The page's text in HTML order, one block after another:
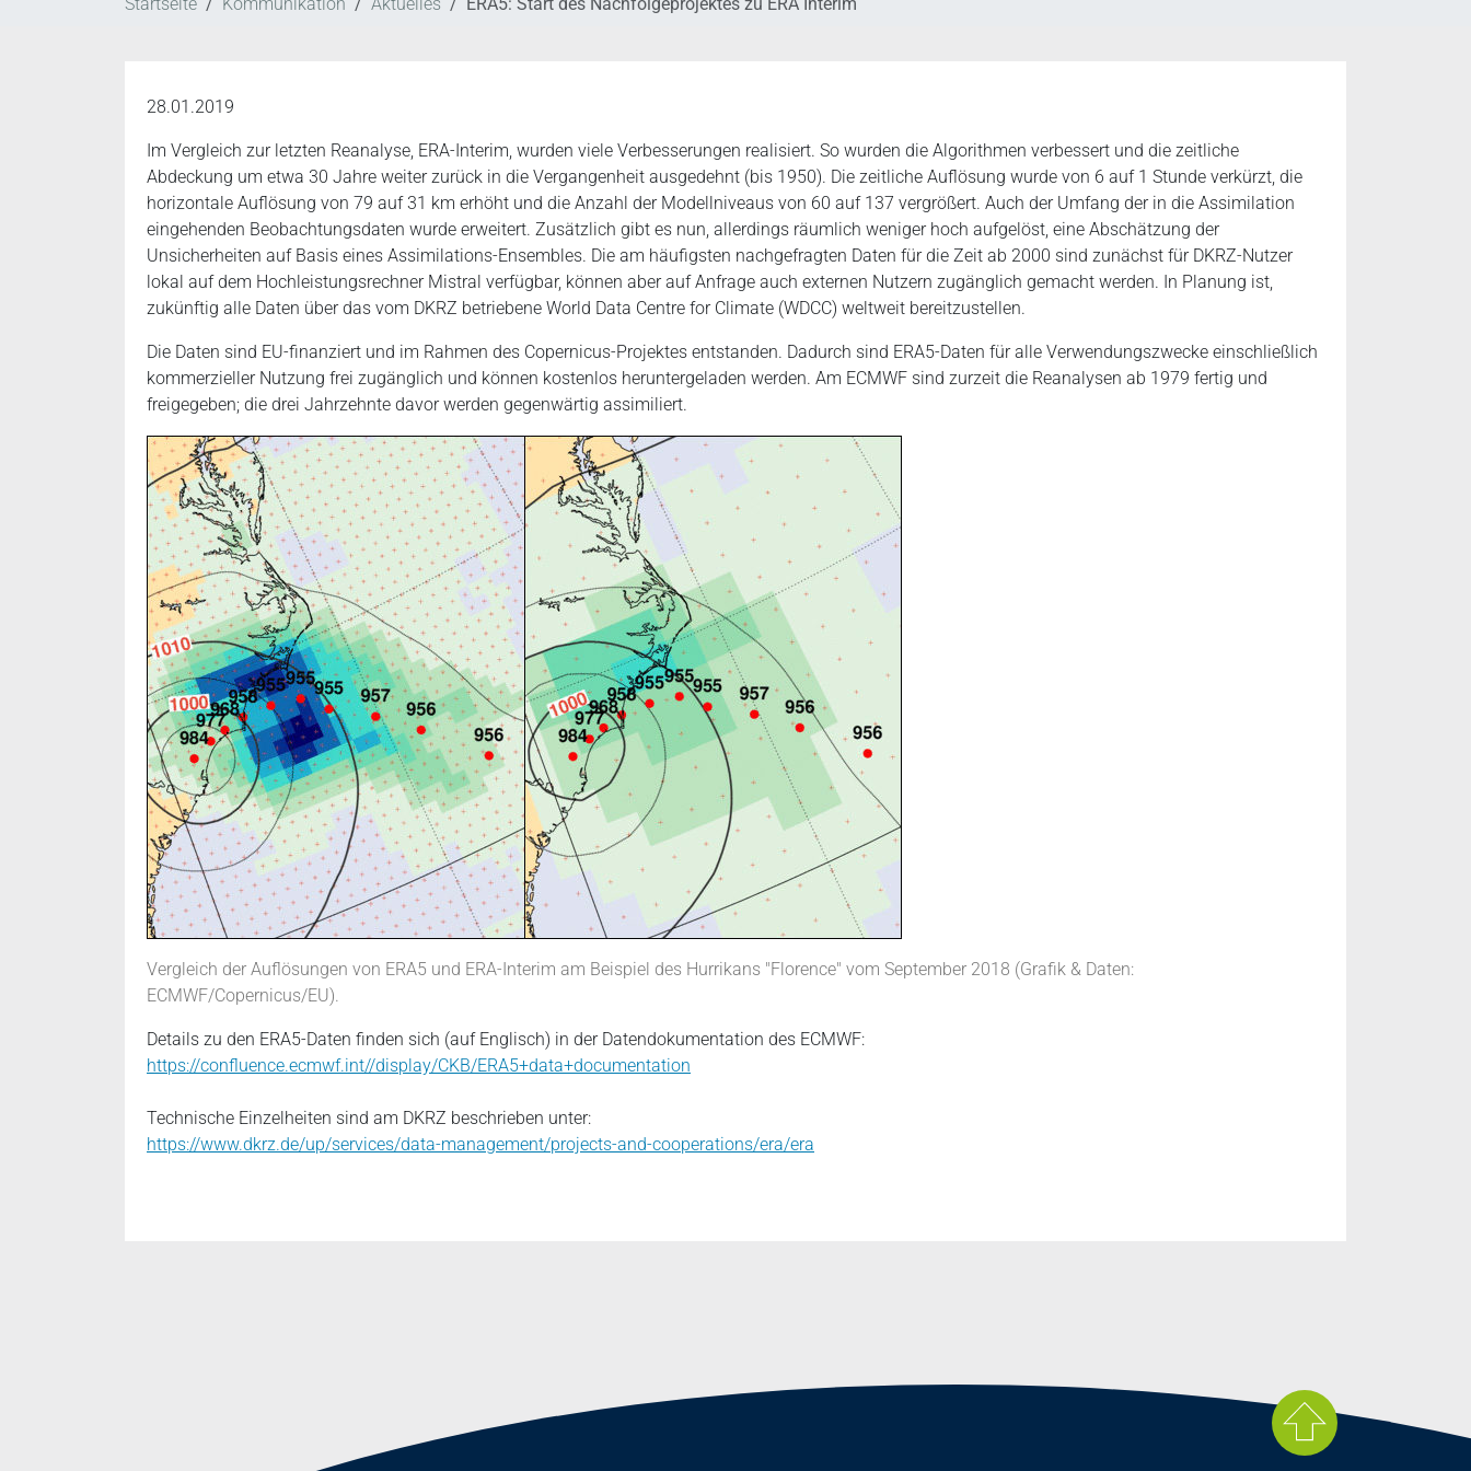
28.01.2019
Im Vergleich zur letzten Reanalyse, ERA-Interim, wurden viele Verbesserungen realisiert. So wurden die Algorithmen verbessert und die zeitliche
Abdeckung um etwa 30 Jahre weiter zurück in die Vergangenheit ausgedehnt (bis 1950). Die zeitliche Auflösung wurde von 6 auf 1 Stunde verkürzt, die
horizontale Auflösung von 79 auf 31 km erhöht und die Anzahl der Modellniveaus von 60 auf 137 vergrößert. Auch der Umfang der in die Assimilation
eingehenden Beobachtungsdaten wurde erweitert. Zusätzlich gibt es nun, allerdings räumlich weniger hoch aufgelöst, eine Abschätzung der
Unsicherheiten auf Basis eines Assimilations-Ensembles. Die am häufigsten nachgefragten Daten für die Zeit ab 2000 sind zunächst für DKRZ-Nutzer
lokal auf dem Hochleistungsrechner Mistral verfügbar, können aber auf Anfrage auch externen Nutzern zugänglich gemacht werden. In Planung ist,
zukünftig alle Daten über das vom DKRZ betriebene World Data Centre for Climate (WDCC) weltweit bereitzustellen.
Die Daten sind EU-finanziert und im Rahmen des Copernicus-Projektes entstanden. Dadurch sind ERA5-Daten für alle Verwendungszwecke einschließlich
kommerzieller Nutzung frei zugänglich und können kostenlos heruntergeladen werden. Am ECMWF sind zurzeit die Reanalysen ab 1979 fertig und
freigegeben; die drei Jahrzehnte davor werden gegenwärtig assimiliert.
Vergleich der Auflösungen von ERA5 und ERA-Interim am Beispiel des Hurrikans "Florence" vom September 2018 (Grafik & Daten:
ECMWF/Copernicus/EU).
Details zu den ERA5-Daten finden sich (auf Englisch) in der Datendokumentation des ECMWF:
https://confluence.ecmwf.int//display/CKB/ERA5+data+documentation
Technische Einzelheiten sind am DKRZ beschrieben unter:
https://www.dkrz.de/up/services/data-management/projects-and-cooperations/era/era